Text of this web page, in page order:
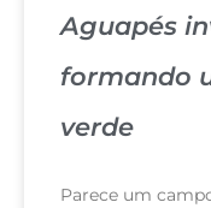
Aguapés
formando
verde
Parece um